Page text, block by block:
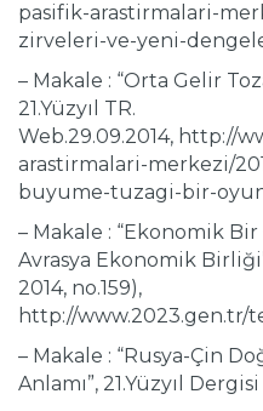
pasifik-arastirmalari-
zirveleri-ve-yeni-
– Makale : “Orta Gelir
21.Yüzyıl TR.
Web.29.09.2014, http://
arastirmalari-merkezi/
buyume-tuzagi-bir-
– Makale : “Ekonomik
Avrasya Ekonomik
2014, no.159),
http://www.2023.gen.tr/
– Makale : “Rusya-Çin
Anlamı”, 21.Yüzyıl